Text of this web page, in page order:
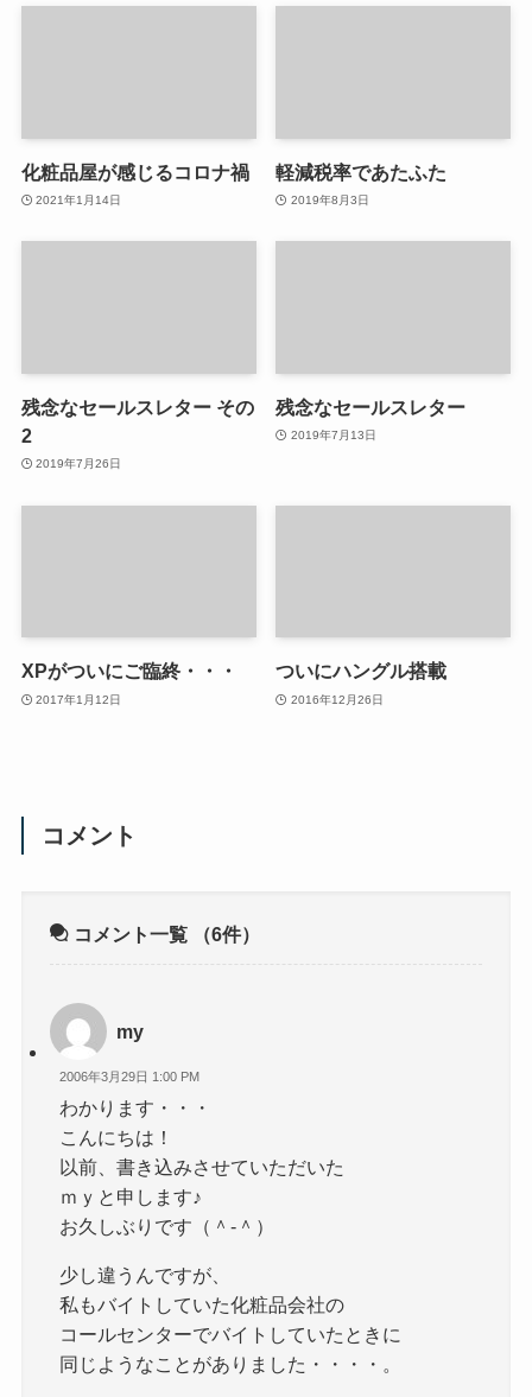
化粧品屋が感じるコロナ禍
2021年1月14日
軽減税率であたふた
2019年8月3日
残念なセールスレター その
2
2019年7月26日
残念なセールスレター
2019年7月13日
XPがついにご臨終・・・
2017年1月12日
ついにハングル搭載
2016年12月26日
コメント
コメント一覧 （6件）
my
2006年3月29日 1:00 PM
わかります・・・
こんにちは！
以前、書き込みさせていただいた
ｍｙと申します♪
お久しぶりです（＾-＾）
少し違うんですが、
私もバイトしていた化粧品会社の
コールセンターでバイトしていたときに
同じようなことがありました・・・・。